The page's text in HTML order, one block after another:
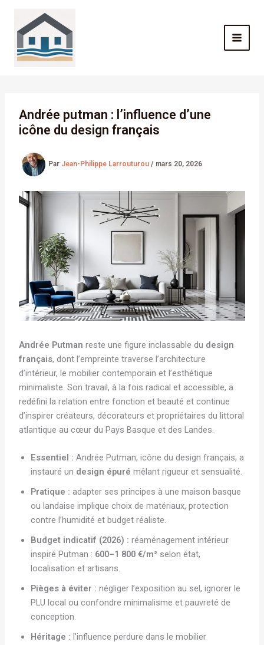
contenu
Andrée putman : l’influence d’une
icône du design français
Par Jean-Philippe Larrouturou / mars 20, 2026
Andrée Putman reste une figure inclassable du design
français, dont l’empreinte traverse l’architecture
d’intérieur, le mobilier contemporain et l’esthétique
minimaliste. Son travail, à la fois radical et accessible, a
redéfini la relation entre fonction et beauté et continue
d’inspirer créateurs, décorateurs et propriétaires du littoral
atlantique au cœur du Pays Basque et des Landes.
Essentiel : Andrée Putman, icône du design français, a
instauré un design épuré mêlant rigueur et sensualité.
Pratique : adapter ses principes à une maison basque
ou landaise implique choix de matériaux, protection
contre l’humidité et budget réaliste.
Budget indicatif (2026) : réaménagement intérieur
inspiré Putman : 600–1 800 €/m²selon état,
localisation et artisans.
Pièges à éviter : négliger l’exposition au sel, ignorer le
PLU local ou confondre minimalisme et pauvreté de
conception.
Héritage : l’influence perdure dans le mobilier